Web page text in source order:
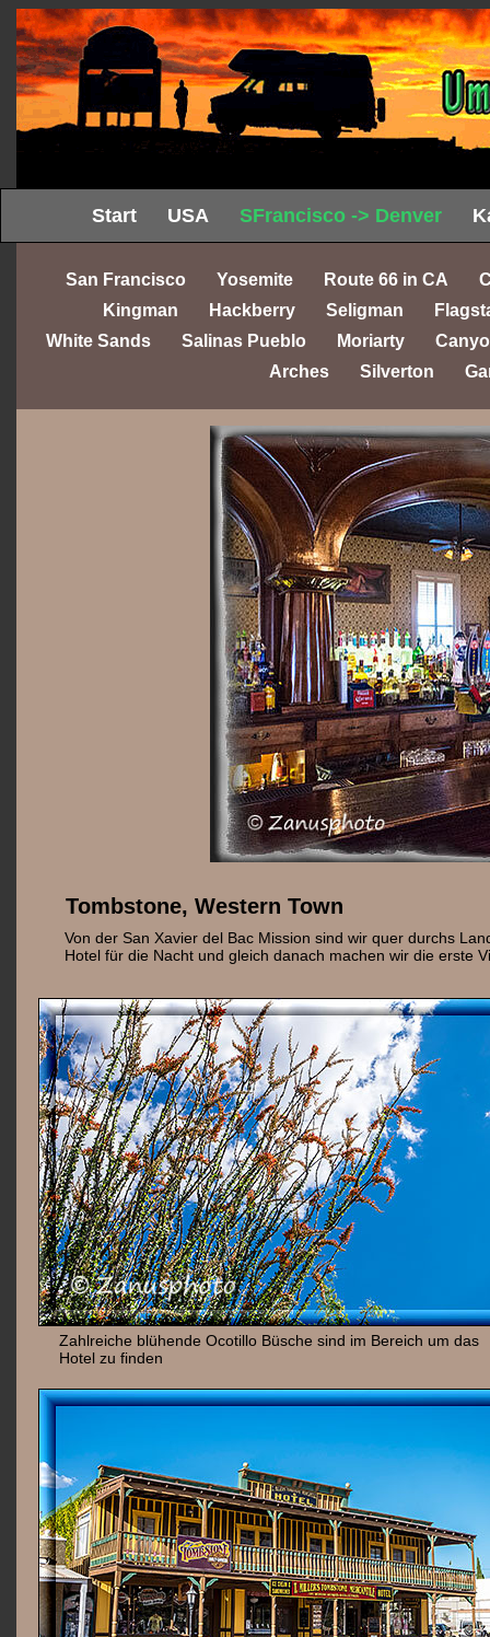
Start USA SFrancisco -> Denver
San Francisco Yosemite Route 66 in CA
Kingman
Hackberry Seligman
White Sands
Salinas Pueblo Moriarty
Arches
Silverton
Tombstone, Western Town
Von der San Xavier del Bac Mission sind wir quer durchs
Hotel für die Nacht und gleich danach machen wir die erste
Zahlreiche blühende Ocotillo Büsche sind im Bereich um das
Hotel zu finden